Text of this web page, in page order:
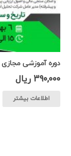
دوره آموزشی مجازی
390,000 ریال
اطلاعات بیشتر